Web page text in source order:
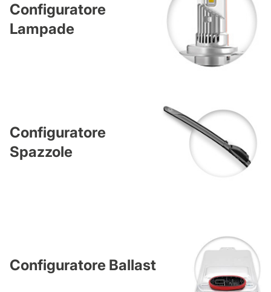
Configuratore
Lampade
Configuratore
Spazzole
Configuratore Ballast